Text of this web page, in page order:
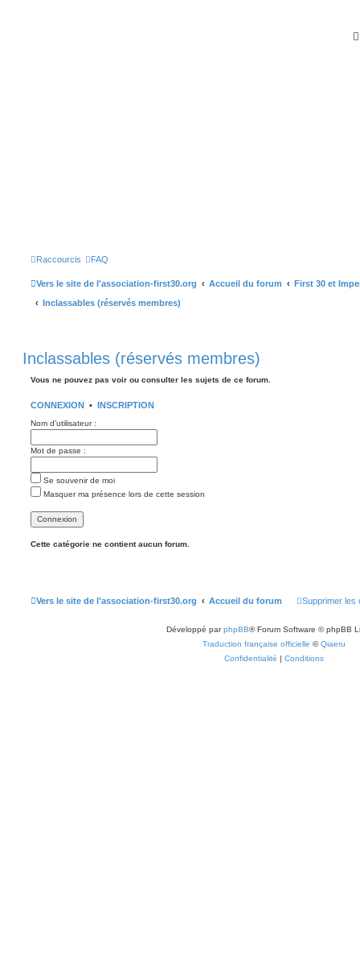
Raccourcis FAQ
Vers le site de l'association-first30.org Accueil du forum
First 30 et
Inclassables (réservés membres)
Inclassables (réservés membres)
Vous ne pouvez pas voir ou consulter les sujets de ce forum.
CONNEXION • INSCRIPTION
Nom d’utilisateur :
Mot de passe :
Se souvenir de moi
Masquer ma présence lors de cette session
Cette catégorie ne contient aucun forum.
Vers le site de l'association-first30.org Accueil du forum Supprimer les
Développé parphpBB® Forum Software © phpBB
Traduction française officielle ©Qiaeru
Confidentialité | Conditions